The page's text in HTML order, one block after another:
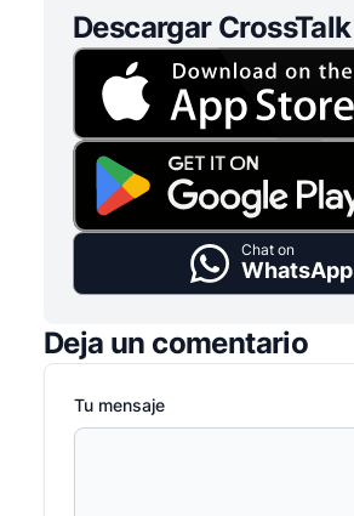
Descargar CrossTalk
Chat on
WhatsApp
Deja un comentario
Tu mensaje